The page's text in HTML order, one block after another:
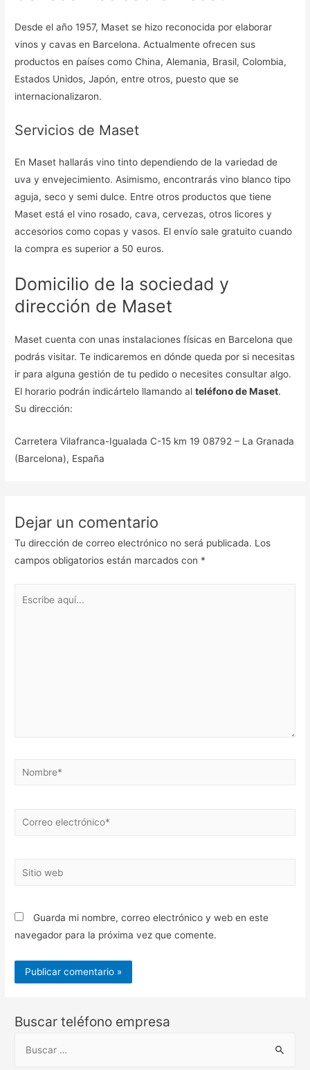
Desde el año 1957, Maset se hizo reconocida por elaborar
vinos y cavas en Barcelona. Actualmente ofrecen sus
productos en países como China, Alemania, Brasil, Colombia,
Estados Unidos, Japón, entre otros, puesto que se
internacionalizaron.
Servicios de Maset
En Maset hallarás vino tinto dependiendo de la variedad de
uva y envejecimiento. Asimismo, encontrarás vino blanco tipo
aguja, seco y semi dulce. Entre otros productos que tiene
Maset está el vino rosado, cava, cervezas, otros licores y
accesorios como copas y vasos. El envío sale gratuito cuando
la compra es superior a 50 euros.
Domicilio de la sociedad y
dirección de Maset
Maset cuenta con unas instalaciones físicas en Barcelona que
podrás visitar. Te indicaremos en dónde queda por si necesitas
ir para alguna gestión de tu pedido o necesites consultar algo.
El horario podrán indicártelo llamando alteléfono de Maset.
Su dirección:
Carretera Vilafranca-Igualada C-15 km 19 08792 – La Granada
(Barcelona), España
Dejar un comentario
Tu dirección de correo electrónico no será publicada. Los
campos obligatorios están marcados con *
Nombre*
Correo
Sitio
Guarda mi nombre, correo electrónico y web en este
navegador para la próxima vez que comente.
Buscar teléfono empresa